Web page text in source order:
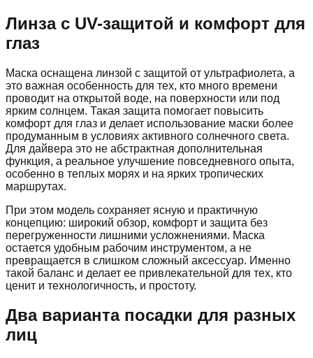
Линза с UV-защитой и комфорт для
глаз
Маска оснащена линзой с защитой от ультрафиолета, а
это важная особенность для тех, кто много времени
проводит на открытой воде, на поверхности или под
ярким солнцем. Такая защита помогает повысить
комфорт для глаз и делает использование маски более
продуманным в условиях активного солнечного света.
Для дайвера это не абстрактная дополнительная
функция, а реальное улучшение повседневного опыта,
особенно в теплых морях и на ярких тропических
маршрутах.
При этом модель сохраняет ясную и практичную
концепцию: широкий обзор, комфорт и защита без
перегруженности лишними усложнениями. Маска
остается удобным рабочим инструментом, а не
превращается в слишком сложный аксессуар. Именно
такой баланс и делает ее привлекательной для тех, кто
ценит и технологичность, и простоту.
Два варианта посадки для разных
лиц